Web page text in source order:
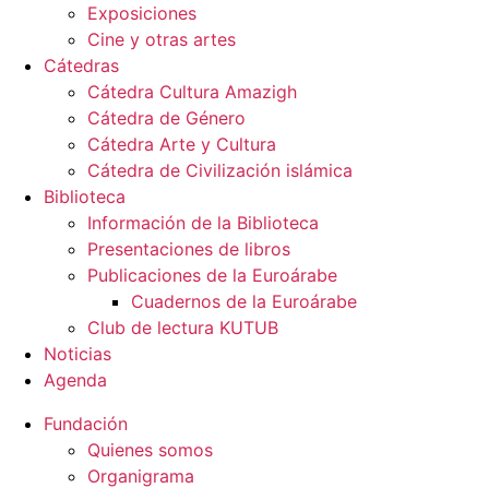
Exposiciones
Cine y otras artes
Cátedras
Cátedra Cultura Amazigh
Cátedra de Género
Cátedra Arte y Cultura
Cátedra de Civilización islámica
Biblioteca
Información de la Biblioteca
Presentaciones de libros
Publicaciones de la Euroárabe
Cuadernos de la Euroárabe
Club de lectura KUTUB
Noticias
Agenda
Fundación
Quienes somos
Organigrama